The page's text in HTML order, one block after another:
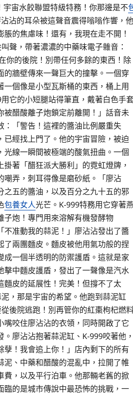
宙水餃聯盟特級特務！你那邊是不
沾的耳朵被這聲音震得嗡嗡作響，他
的焦慮味！還有，我現在走不開！
聲，帶著濃濃的中藥味電子雜音：
你的後院！別帶任何多餘的東西！除
牆壁傳來一聲巨大的撞擊。一個穿
個像是小型瓦斯桶的東西，桶上用
它的小短腿站得筆直，戴著白色手
醋酸離子炮鎖定前離開！」話音未
「警告！這裡的醬油比例嚴重失
經找上門了。他的宇宙冒險，被迫
線一瞬間被極端的酸氣扭曲。一個
著「醋狂派大勝利」的霓虹燈牌，
弄，刺耳得像是磨砂紙。「廖沾
五的醬油，以及百分之九十五的邪
包養女人光芒。K-999特務用它穿著
子炮！專門用來溶解有機發酵物
准動我的蒜泥！」廖沾沾發出了醬
兩團麵皮。麵皮被他用氣功般的捏
一個半透明的防禦護盾。這就是家
中麵皮護盾，發出了一聲像是汽水
皮的延展性！完美！但撐不了太
，那是宇宙的希望。他跑到蒜泥缸
後院逃跑！別再管你的紅棗枸杞燃
咬住廖沾沾的衣領，同時開啟了它
廖沾沾抱著蒜泥缸、K-999咬著他
！我會追上你！」店內剩下的所有
泥、中藥和醋酸的混亂中，拉開了帷
，以及平行泊車。他那輛老舊的掀
的是城市傳說中最恐怖的挑戰，一